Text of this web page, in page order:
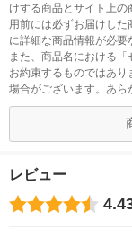
けする商品とサイト上
用前には必ずお届けし
に詳細な商品情報が必要
また、商品名における
お約束するものではあ
場合がございます。あら
レビュー